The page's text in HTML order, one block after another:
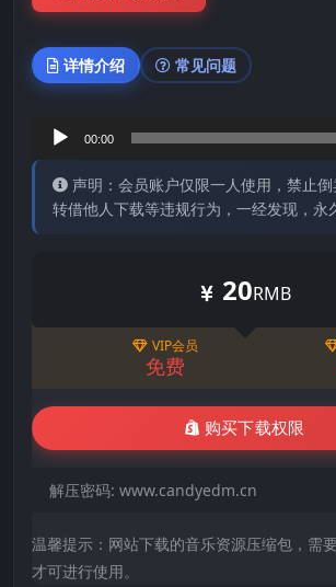
详情介绍 常见问题
频
放
00:00
声明：会员账户仅限一人使用，禁止
转借他人下载等违规行为，一经发现，永
20RMB
VIP会员
免费
购买下载权限
解压密码: www.candyedm.cn
温馨提示：网站下载的音乐资源压缩包，需
才可进行使用。